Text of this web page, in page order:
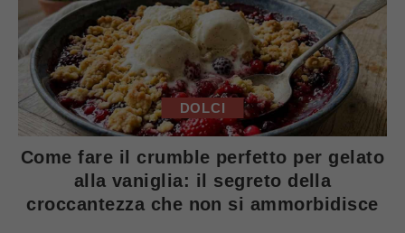
DOLCI
Come fare il crumble perfetto per gelato
alla vaniglia: il segreto della
croccantezza che non si ammorbidisce